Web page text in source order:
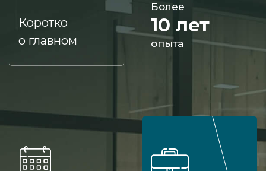
Коротко
о главном
Более
10 лет
опыта